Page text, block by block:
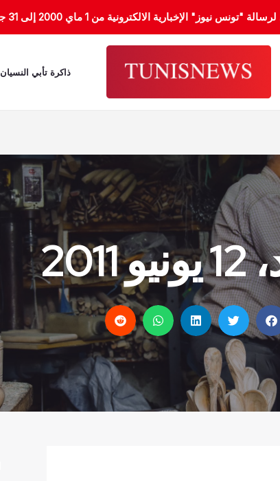
الإخبارية الالكترونية من 1 ماي 2000 إلى 31 جانفي 2012.
ذاكرة تأبي النسيان